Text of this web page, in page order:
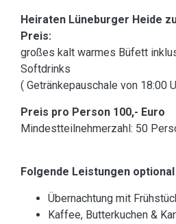
Heiraten Lüneburger Heide
Preis:
großes kalt warmes Büfett
Softdrinks
( Getränkepauschale von 18:00
Preis pro Person 100,- Euro
Mindestteilnehmerzahl: 50
Folgende Leistungen
Übernachtung mit
Kaffee, Butterkuchen &